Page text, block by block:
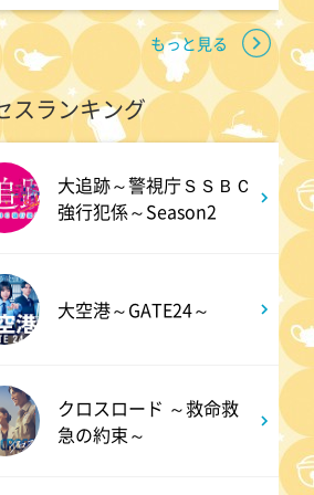
もっと見る
スランキング
大追跡～警視庁ＳＳＢＣ
強行犯係～Season2
大空港～GATE24～
クロスロード ～救命救
急の約束～